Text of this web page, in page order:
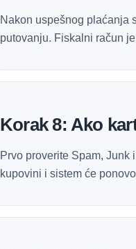
Nakon uspešnog plaćanja
putovanju. Fiskalni račun
Korak 8: Ako
Prvo proverite Spam, Junk
kupovini i sistem će